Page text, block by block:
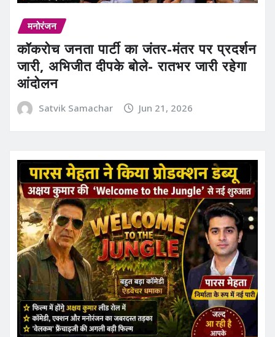
मनोरंजन
कॉकरोच जनता पार्टी का जंतर-मंतर पर प्रदर्शन
जारी, अभिजीत दीपके बोले- रातभर जारी रहेगा
आंदोलन
Satvik Samachar Jun 21, 2026